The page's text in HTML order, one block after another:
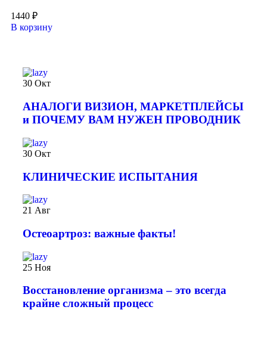
1440 ₽
В корзину
30 Окт
АНАЛОГИ ВИЗИОН, МАРКЕТПЛЕЙСЫ
и ПОЧЕМУ ВАМ НУЖЕН ПРОВОДНИК
30 Окт
КЛИНИЧЕСКИЕ ИСПЫТАНИЯ
21 Авг
️Остеоартроз: важные факты!
25 Ноя
Восстановление организма – это всегда
крайне сложный процесс